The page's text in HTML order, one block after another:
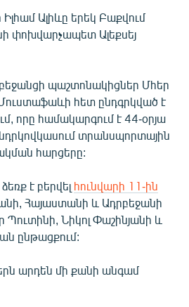
Ալիևը երեկ Բաքվում
փոխվարչապետ Ալեքսեյ
պաշտոնակիցներ Մհեր
հետ ընդգրկված է
որը համակարգում է 44-օրյա
տրանսպորտային
հարցերը:
է բերվել հունվարի 11-ին
Հայաստանի և Ադրբեջանի
Պուտինի, Նիկոլ Փաշինյանի և
ընթացքում:
արդեն մի քանի անգամ